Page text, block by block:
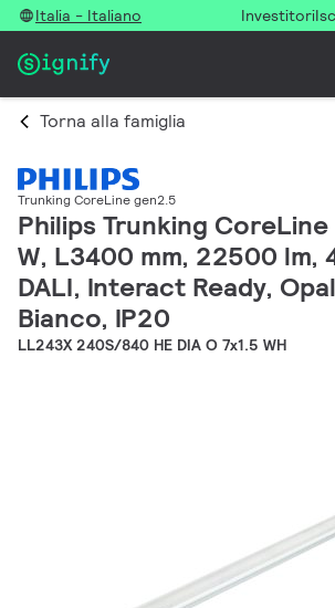
Italia - Italiano Investitori
Torna alla famiglia
Trunking CoreLine gen2.5
Philips Trunking CoreLine
W, L3400 mm, 22500 lm,
DALI, Interact Ready,
Bianco, IP20
LL243X 240S/840 HE DIA O 7x1.5 WH